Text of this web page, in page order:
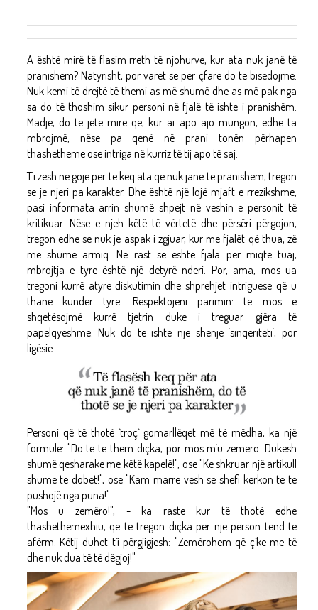
A është mirë të flasim rreth të njohurve, kur ata nuk janë të
pranishëm? Natyrisht, por varet se për çfarë do të bisedojmë.
Nuk kemi të drejtë të themi as më shumë dhe as më pak nga
sa do të thoshim sikur personi në fjalë të ishte i pranishëm.
Madje, do të jetë mirë që, kur ai apo ajo mungon, edhe ta
mbrojmë, nëse pa qenë në prani tonën përhapen
thashetheme ose intriga në kurriz të tij apo të saj.
T`i zësh në gojë për të keq ata që nuk janë të pranishëm, tregon
se je njeri pa karakter. Dhe është një lojë mjaft e rrezikshme,
pasi informata arrin shumë shpejt në veshin e personit të
kritikuar. Nëse e njeh këtë të vërtetë dhe përsëri përgojon,
tregon edhe se nuk je aspak i zgjuar, kur me fjalët që thua, zë
më shumë armiq. Në rast se është fjala për miqtë tuaj,
mbrojtja e tyre është një detyrë nderi. Por, ama, mos ua
tregoni kurrë atyre diskutimin dhe shprehjet intriguese që u
thanë kundër tyre. Respektojeni parimin: të mos e
shqetësojmë kurrë tjetrin duke i treguar gjëra të
papëlqyeshme. Nuk do të ishte një shenjë `sinqeriteti`, por
ligësie.
Personi që të thotë `troç` gomarllëqet më të mëdha, ka një
formulë: "Do të të them diçka, por mos m`u zemëro. Dukesh
shumë qesharake me këtë kapelë!", ose "Ke shkruar një artikull
shumë të dobët!", ose "Kam marrë vesh se shefi kërkon të të
pushojë nga puna!"
"Mos u zemëro!", - ka raste kur të thotë edhe
thashethemexhiu, që të tregon diçka për një person tënd të
afërm. Këtij duhet t`i përgjigjesh: "Zemërohem që ç`ke me të
dhe nuk dua të të dëgjoj!"